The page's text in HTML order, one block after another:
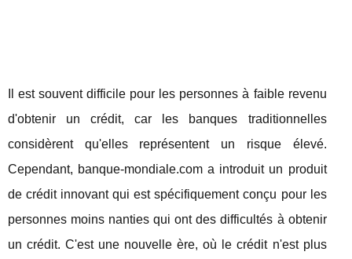
Il est souvent difficile pour les personnes à faible revenu
d'obtenir un crédit, car les banques traditionnelles
considèrent qu'elles représentent un risque élevé.
Cependant, banque-mondiale.com a introduit un produit
de crédit innovant qui est spécifiquement conçu pour les
personnes moins nanties qui ont des difficultés à obtenir
un crédit. C'est une nouvelle ère, où le crédit n'est plus